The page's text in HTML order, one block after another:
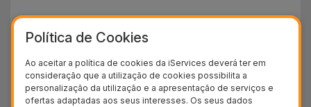
⌨️ Ligação Bluetooth
Com este teclado wireless pode fazer o
emparelhamento simples e fácil com um
Macbook, computadores Windows, mas também
dispositivos iOS, Android e/ou tablets sem cabos.
Política de Cookies
Ao aceitar a política de cookies da iServices deverá ter em
consideração que a utilização de cookies possibilita a
personalização da utilização e a apresentação de serviços e
ofertas adaptadas aos seus interesses. Os seus dados